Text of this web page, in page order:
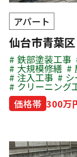
アパート
仙台市青葉
鉄部塗装工事
大規模修繕
注入工事
クリーニング
価格帯 300万